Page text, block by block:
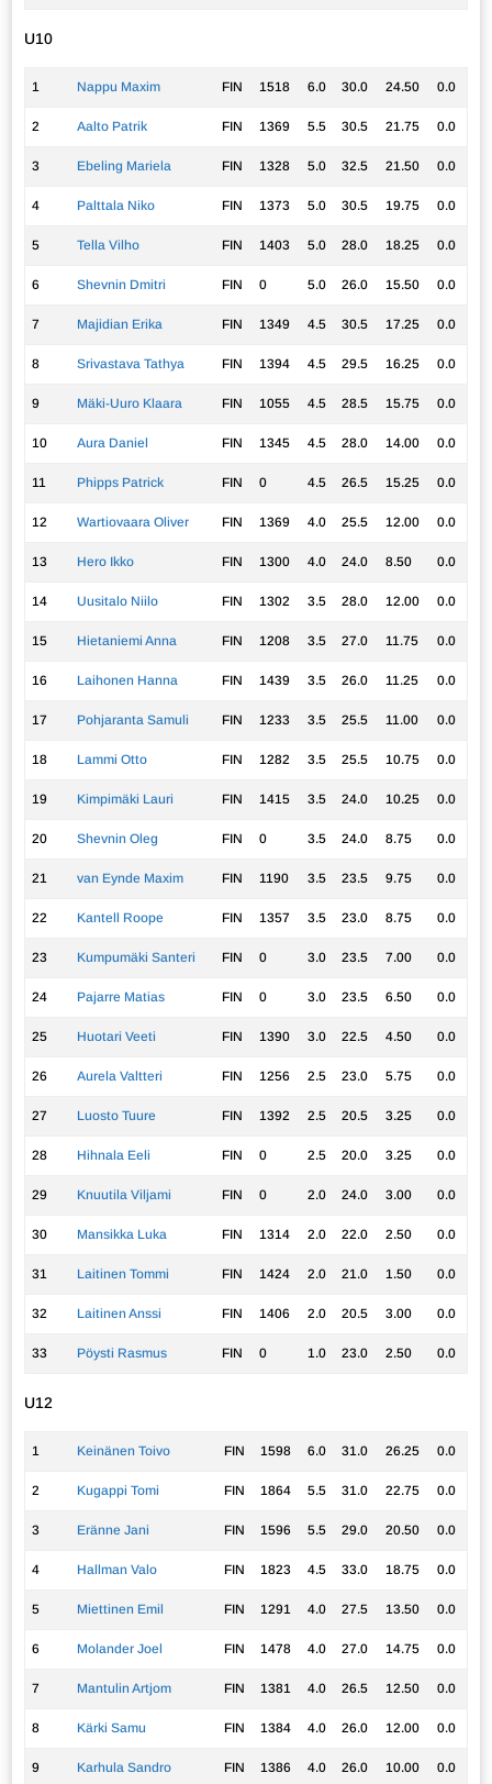
U10
1 Nappu Maxim FIN 1518 6.0 30.0 24.50 0.0
2 Aalto Patrik FIN 1369 5.5 30.5 21.75 0.0
3 Ebeling Mariela FIN 1328 5.0 32.5 21.50 0.0
4 Palttala Niko FIN 1373 5.0 30.5 19.75 0.0
5 Tella Vilho FIN 1403 5.0 28.0 18.25 0.0
6 Shevnin Dmitri FIN 0 5.0 26.0 15.50 0.0
7 Majidian Erika FIN 1349 4.5 30.5 17.25 0.0
8 Srivastava Tathya FIN 1394 4.5 29.5 16.25 0.0
9 Mäki-Uuro Klaara FIN 1055 4.5 28.5 15.75 0.0
10 Aura Daniel FIN 1345 4.5 28.0 14.00 0.0
11 Phipps Patrick FIN 0 4.5 26.5 15.25 0.0
12 Wartiovaara Oliver FIN 1369 4.0 25.5 12.00 0.0
13 Hero Ikko FIN 1300 4.0 24.0 8.50 0.0
14 Uusitalo Niilo FIN 1302 3.5 28.0 12.00 0.0
15 Hietaniemi Anna FIN 1208 3.5 27.0 11.75 0.0
16 Laihonen Hanna FIN 1439 3.5 26.0 11.25 0.0
17 Pohjaranta Samuli FIN 1233 3.5 25.5 11.00 0.0
18 Lammi Otto FIN 1282 3.5 25.5 10.75 0.0
19 Kimpimäki Lauri FIN 1415 3.5 24.0 10.25 0.0
20 Shevnin Oleg FIN 0 3.5 24.0 8.75 0.0
21 van Eynde Maxim FIN 1190 3.5 23.5 9.75 0.0
22 Kantell Roope FIN 1357 3.5 23.0 8.75 0.0
23 Kumpumäki Santeri FIN 0 3.0 23.5 7.00 0.0
24 Pajarre Matias FIN 0 3.0 23.5 6.50 0.0
25 Huotari Veeti FIN 1390 3.0 22.5 4.50 0.0
26 Aurela Valtteri FIN 1256 2.5 23.0 5.75 0.0
27 Luosto Tuure FIN 1392 2.5 20.5 3.25 0.0
28 Hihnala Eeli FIN 0 2.5 20.0 3.25 0.0
29 Knuutila Viljami FIN 0 2.0 24.0 3.00 0.0
30 Mansikka Luka FIN 1314 2.0 22.0 2.50 0.0
31 Laitinen Tommi FIN 1424 2.0 21.0 1.50 0.0
32 Laitinen Anssi FIN 1406 2.0 20.5 3.00 0.0
33 Pöysti Rasmus FIN 0 1.0 23.0 2.50 0.0
U12
1 Keinänen Toivo FIN 1598 6.0 31.0 26.25 0.0
2 Kugappi Tomi FIN 1864 5.5 31.0 22.75 0.0
3 Eränne Jani FIN 1596 5.5 29.0 20.50 0.0
4 Hallman Valo FIN 1823 4.5 33.0 18.75 0.0
5 Miettinen Emil FIN 1291 4.0 27.5 13.50 0.0
6 Molander Joel FIN 1478 4.0 27.0 14.75 0.0
7 Mantulin Artjom FIN 1381 4.0 26.5 12.50 0.0
8 Kärki Samu FIN 1384 4.0 26.0 12.00 0.0
9 Karhula Sandro FIN 1386 4.0 26.0 10.00 0.0